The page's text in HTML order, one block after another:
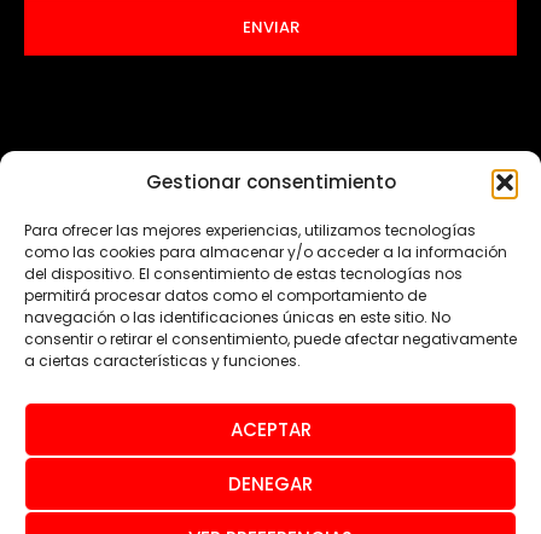
Gestionar consentimiento
Para ofrecer las mejores experiencias, utilizamos tecnologías
como las cookies para almacenar y/o acceder a la información
del dispositivo. El consentimiento de estas tecnologías nos
permitirá procesar datos como el comportamiento de
navegación o las identificaciones únicas en este sitio. No
consentir o retirar el consentimiento, puede afectar negativamente
a ciertas características y funciones.
ACEPTAR
DENEGAR
ENVIAR
© Todos los derechos reservados 2024
Aviso legal Política de privacidad Política de cookies